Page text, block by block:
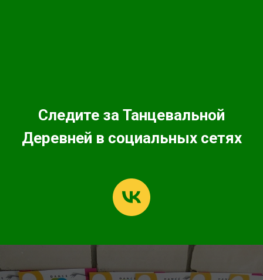
Следите за Танцевальной
Деревней в социальных сетях